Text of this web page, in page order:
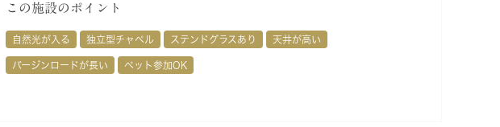
この施設のポイント
自然光が入る 独立型チャペル ステンドグラスあり 天井が高い
バージンロードが長い ペット参加OK